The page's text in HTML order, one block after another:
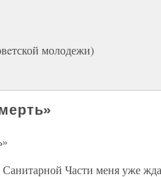
молодежи)
Части меня уже